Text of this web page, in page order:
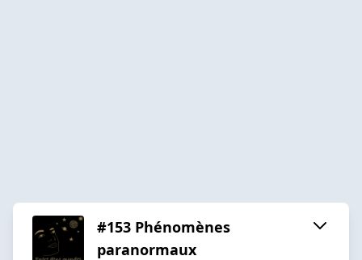
#153 Phénomènes
paranormaux